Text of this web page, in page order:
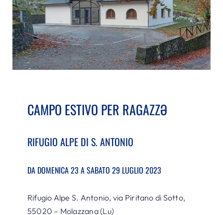
CAMPO ESTIVO PER RAGAZZƏ
RIFUGIO ALPE DI S. ANTONIO
DA DOMENICA 23 A SABATO 29 LUGLIO 2023
Rifugio Alpe S. Antonio, via Piritano di Sotto,
55020 – Molazzana (Lu)